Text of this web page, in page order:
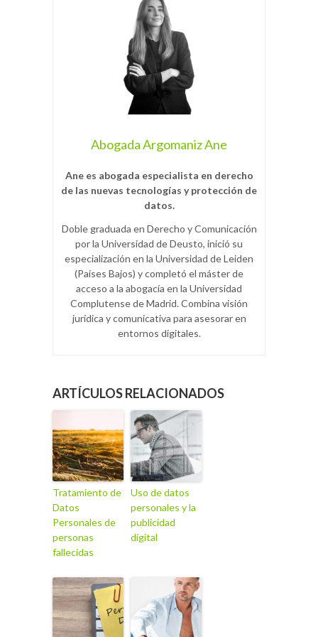
Abogada Argomaniz Ane
Ane es abogada especialista en derecho
de las nuevas tecnologías y protección de
datos.
Doble graduada en Derecho y Comunicación
por la Universidad de Deusto, inició su
especialización en la Universidad de Leiden
(Países Bajos) y completó el máster de
acceso a la abogacía en la Universidad
Complutense de Madrid. Combina visión
jurídica y comunicativa para asesorar en
entornos digitales.
ARTÍCULOS RELACIONADOS
Tratamiento de
Datos
Personales de
personas
fallecidas
Uso de datos
personales y la
publicidad
digital